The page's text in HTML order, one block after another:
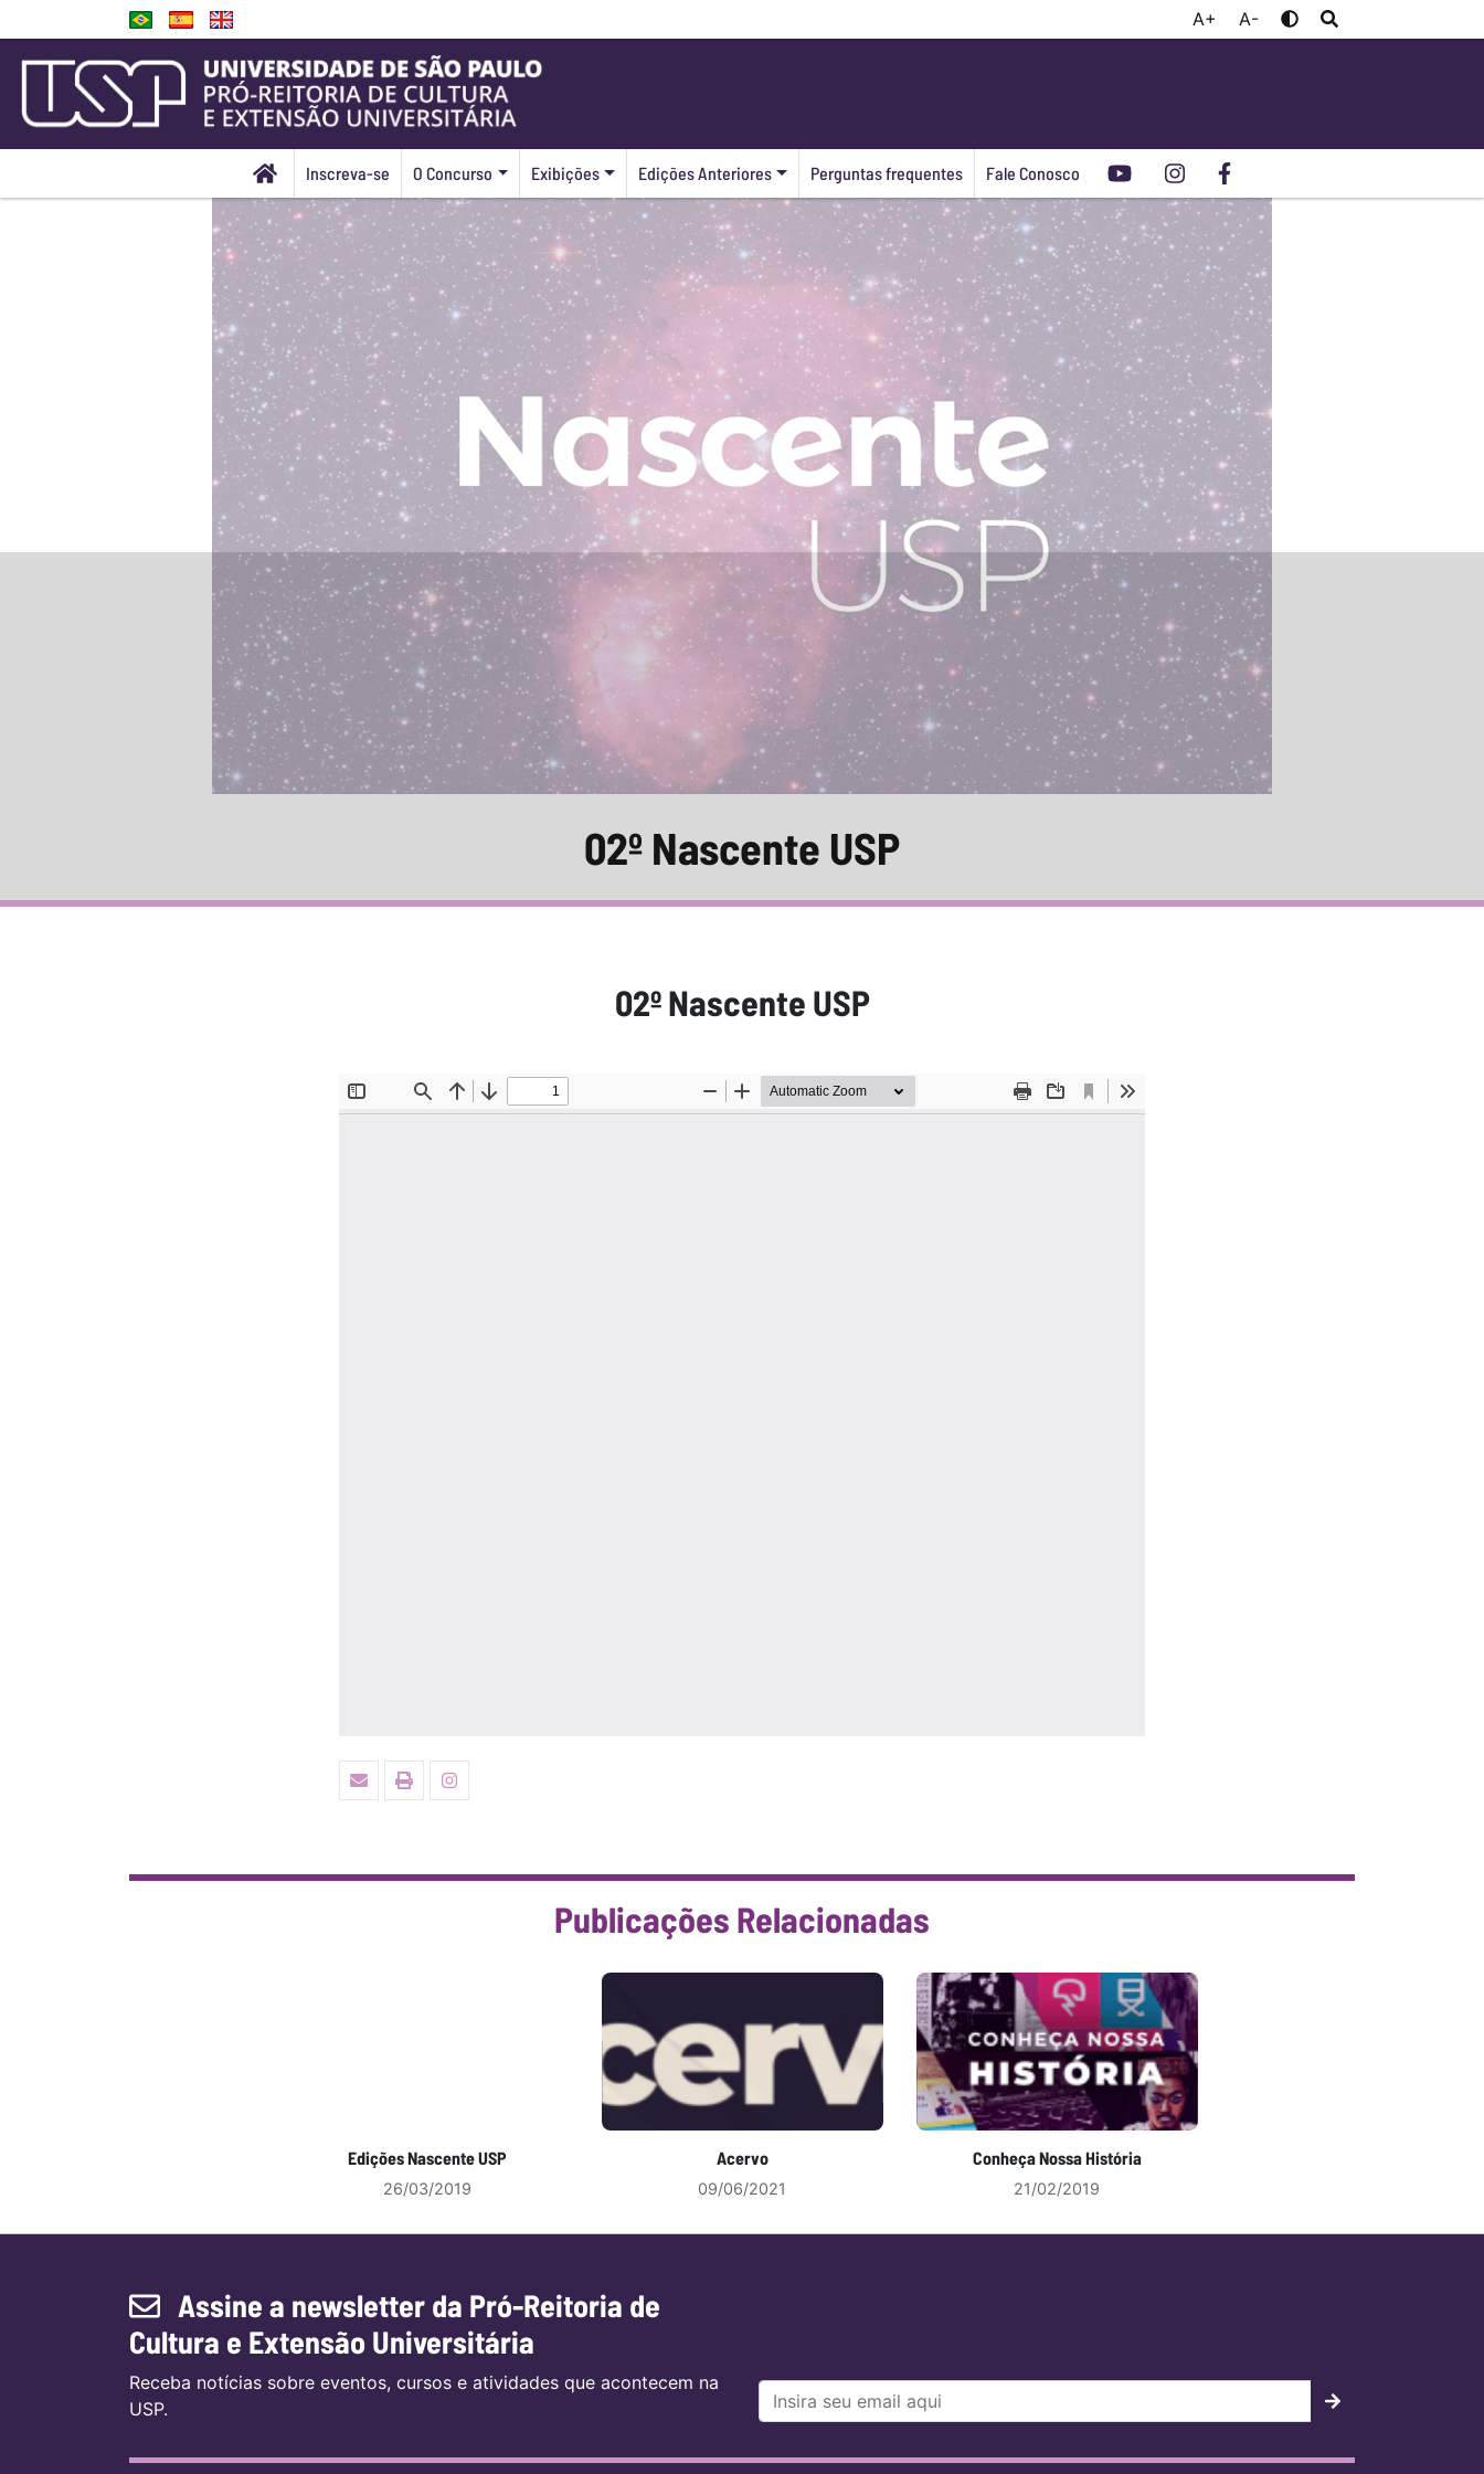
A+ A-
Inscreva-se O Concurso Exibições Edições Anteriores Perguntas frequentes Fale Conosco
02º Nascente USP
02º Nascente USP
Publicações Relacionadas
Edições Nascente USP
26/03/2019
Acervo
09/06/2021
Conheça Nossa História
21/02/2019
Assine a newsletter da Pró-Reitoria de
Cultura e Extensão Universitária
Receba notícias sobre eventos, cursos e atividades que acontecem na
USP.